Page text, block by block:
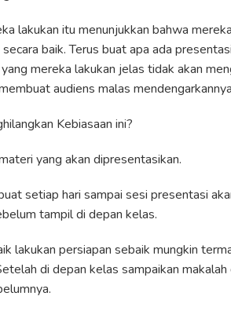
lakukan itu menunjukkan bahwa
baik. Terus buat apa ada
mereka lakukan jelas tidak akan
audiens malas
Kebiasaan ini?
yang akan dipresentasikan.
setiap hari sampai sesi presentasi
tampil di depan kelas.
lakukan persiapan sebaik mungkin
di depan kelas sampaikan